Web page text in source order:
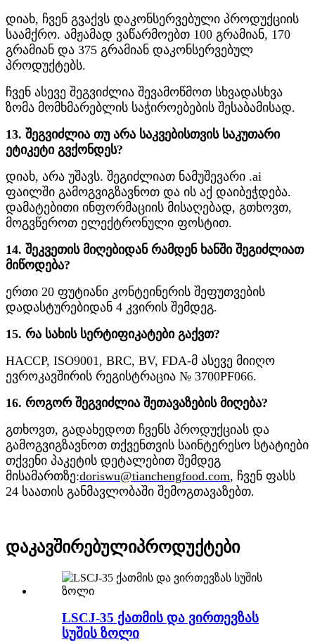
დიახ, ჩვენ გვაქვს დაკონსერვებული პროდუქციის
საამქრო. ამჟამად ვაწარმოებთ 100 გრამიან, 170
გრამიან და 375 გრამიან დაკონსერვებულ
პროდუქტებს.
ჩვენ ასევე შეგვიძლია შევამოწმოთ სხვადასხვა
ზომა მომხმარებლის საჭიროებების შესაბამისად.
13. შეგვიძლია თუ არა საკვებისთვის საკუთარი
ეტიკეტი გვქონდეს?
დიახ, არა უშავს. შეგიძლიათ ნამუშევარი .ai
ფაილში გამოგვიგზავნოთ და ის აქ დაიბეჭდება.
დამატებითი ინფორმაციის მისაღებად, გთხოვთ,
მოგვწეროთ ელექტრონული ფოსტით.
14. შეკვეთის მიღებიდან რამდენ ხანში შეგიძლიათ
მიწოდება?
ერთი 20 ფუტიანი კონტეინერის შეფუთვების
დადასტურებიდან 4 კვირის შემდეგ.
15. რა სახის სერტიფიკატები გაქვთ?
HACCP, ISO9001, BRC, BV, FDA-მ ასევე მიიღო
ევროკავშირის რეგისტრაცია № 3700PF066.
16. როგორ შეგვიძლია შეთავაზების მიღება?
გთხოვთ, გადახედოთ ჩვენს პროდუქციას და
გამოგვიგზავნოთ თქვენთვის საინტერესო სტატიები
თქვენი პაკეტის დეტალებით შემდეგ
მისამართზე:doriswu@tianchengfood.com, ჩვენ ფასს
24 საათის განმავლობაში შემოგთავაზებთ.
დაკავშირებულიპროდუქტები
LSCJ-35 ქათმის და ვირთევზას
სუშის ზოლი